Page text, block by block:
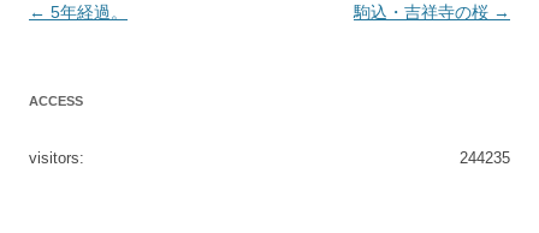
投
← 5年経過。 駒込・吉祥寺の桜 →
ACCESS
244235
visitors: